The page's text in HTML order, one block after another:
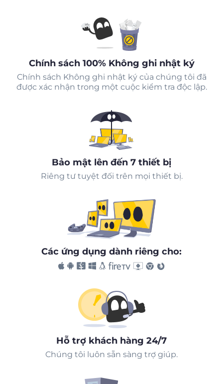
Chính sách 100% Không ghi nhật ký
Chính sách Không ghi nhật ký của chúng tôi đã
được xác nhận trong một cuộc kiểm tra độc lập.
Bảo mật lên đến 7 thiết bị
Riêng tư tuyệt đối trên mọi thiết bị.
Các ứng dụng dành riêng cho:
Hỗ trợ khách hàng 24/7
Chúng tôi luôn sẵn sàng trợ giúp.